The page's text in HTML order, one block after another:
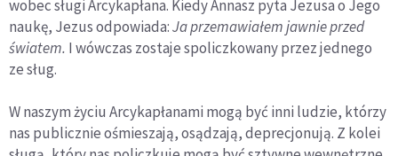
wobec sługi Arcykapłana. Kiedy Annasz pyta Jezusa o Jego
naukę, Jezus odpowiada:Ja przemawiałem jawnie przed
światem. I wówczas zostaje spoliczkowany przez jednego
ze sług.
W naszym życiu Arcykapłanami mogą być inni ludzie, którzy
nas publicznie ośmieszają, osądzają, deprecjonują. Z kolei